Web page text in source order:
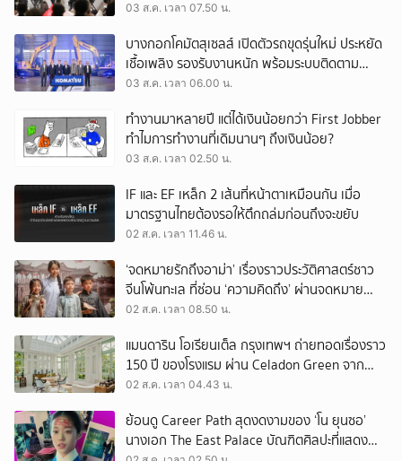
03 ส.ค. เวลา 07.50 น.
บางกอกโคมัตสุเซลส์ เปิดตัวรถขุดรุ่นใหม่ ประหยัด
เชื้อเพลิง รองรับงานหนัก พร้อมระบบติดตาม
เครื่องจักรผ่านดาวเทียม
03 ส.ค. เวลา 06.00 น.
ทำงานมาหลายปี แต่ได้เงินน้อยกว่า First Jobber
ทำไมการทำงานที่เดิมนานๆ ถึงเงินน้อย?
03 ส.ค. เวลา 02.50 น.
IF และ EF เหล็ก 2 เส้นที่หน้าตาเหมือนกัน เมื่อ
มาตรฐานไทยต้องรอให้ตึกถล่มก่อนถึงจะขยับ
02 ส.ค. เวลา 11.46 น.
‘จดหมายรักถึงอาม่า’ เรื่องราวประวัติศาสตร์ชาว
จีนโพ้นทะเล ที่ซ่อน ‘ความคิดถึง’ ผ่านจดหมาย
‘โพยก๊วน’
02 ส.ค. เวลา 08.50 น.
แมนดาริน โอเรียนเต็ล กรุงเทพฯ ถ่ายทอดเรื่องราว
150 ปี ของโรงแรม ผ่าน Celadon Green จาก
เครื่องศิลาดล
02 ส.ค. เวลา 04.43 น.
ย้อนดู Career Path สุดงดงามของ ‘โน ยุนซอ’
นางเอก The East Palace บัณฑิตศิลปะที่แสดง